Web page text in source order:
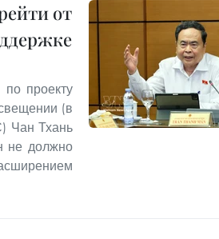
от
по проекту
(в
Чан Тхань
не должно